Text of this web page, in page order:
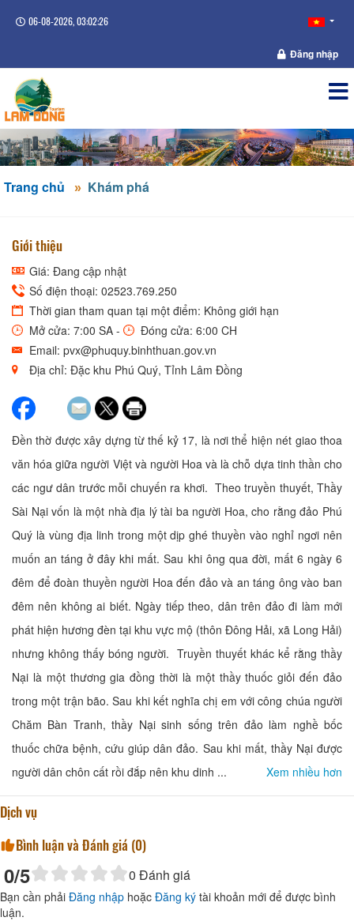
06-08-2026, 03:02:26
Đăng nhập
Trang chủ Khám phá
Giới thiệu
Giá: Đang cập nhật
Số điện thoại: 02523.769.250
Thời gian tham quan tại một điểm: Không giới hạn
Mở cửa: 7:00 SA -
Đóng cửa: 6:00 CH
Email: pvx@phuquy.binhthuan.gov.vn
Địa chỉ: Đặc khu Phú Quý, Tỉnh Lâm Đồng
Đền thờ được xây dựng từ thế kỷ 17, là nơi thể hiện nét giao thoa
văn hóa giữa người Việt và người Hoa và là chỗ dựa tinh thần cho
các ngư dân trước mỗi chuyến ra khơi. Theo truyền thuyết, Thầy
Sài Nại vốn là một nhà địa lý tài ba người Hoa, cho rằng đảo Phú
Quý là vùng địa linh trong một dịp ghé thuyền vào nghỉ ngơi nên
muốn an táng ở đây khi mất. Sau khi ông qua đời, mất 6 ngày 6
đêm để đoàn thuyền người Hoa đến đảo và an táng ông vào ban
đêm nên không ai biết. Ngày tiếp theo, dân trên đảo đi làm mới
phát hiện hương đèn tại khu vực mộ (thôn Đông Hải, xã Long Hải)
nhưng không thấy bóng người. Truyền thuyết khác kể rằng thầy
Nại là một thương gia đồng thời là một thầy thuốc giỏi đến đảo
trong một trận bão. Sau khi kết nghĩa chị em với công chúa người
Chăm Bàn Tranh, thầy Nại sinh sống trên đảo làm nghề bốc
thuốc chữa bệnh, cứu giúp dân đảo. Sau khi mất, thầy Nại được
người dân chôn cất rồi đắp nên khu dinh ...
Xem nhiều hơn
Dịch vụ
Bình luận và Đánh giá (0)
0/5 0 Đánh giá
Bạn cần phải Đăng nhập hoặc Đăng ký tài khoản mới để được bình
luận.